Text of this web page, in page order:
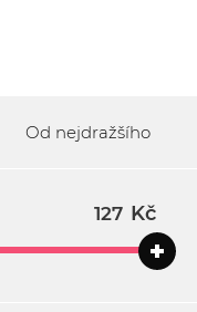
Od nejdražšího
Kč